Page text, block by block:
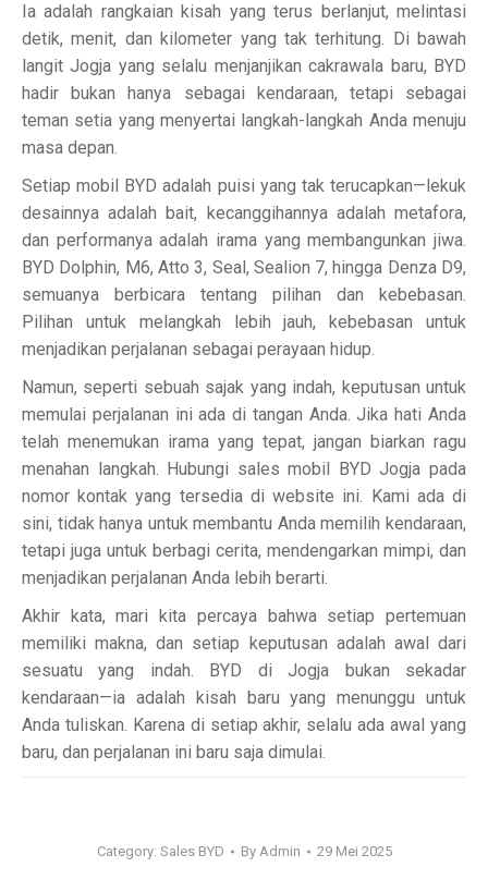
Ia adalah rangkaian kisah yang terus berlanjut, melintasi
detik, menit, dan kilometer yang tak terhitung. Di bawah
langit Jogja yang selalu menjanjikan cakrawala baru, BYD
hadir bukan hanya sebagai kendaraan, tetapi sebagai
teman setia yang menyertai langkah-langkah Anda menuju
masa depan.
Setiap mobil BYD adalah puisi yang tak terucapkan—lekuk
desainnya adalah bait, kecanggihannya adalah metafora,
dan performanya adalah irama yang membangunkan jiwa.
BYD Dolphin, M6, Atto 3, Seal, Sealion 7, hingga Denza D9,
semuanya berbicara tentang pilihan dan kebebasan.
Pilihan untuk melangkah lebih jauh, kebebasan untuk
menjadikan perjalanan sebagai perayaan hidup.
Namun, seperti sebuah sajak yang indah, keputusan untuk
memulai perjalanan ini ada di tangan Anda. Jika hati Anda
telah menemukan irama yang tepat, jangan biarkan ragu
menahan langkah. Hubungi sales mobil BYD Jogja pada
nomor kontak yang tersedia di website ini. Kami ada di
sini, tidak hanya untuk membantu Anda memilih kendaraan,
tetapi juga untuk berbagi cerita, mendengarkan mimpi, dan
menjadikan perjalanan Anda lebih berarti.
Akhir kata, mari kita percaya bahwa setiap pertemuan
memiliki makna, dan setiap keputusan adalah awal dari
sesuatu yang indah. BYD di Jogja bukan sekadar
kendaraan—ia adalah kisah baru yang menunggu untuk
Anda tuliskan. Karena di setiap akhir, selalu ada awal yang
baru, dan perjalanan ini baru saja dimulai.
Category: Sales BYD By Admin 29 Mei 2025